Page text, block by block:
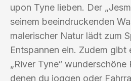
upon Tyne lieben. Der
seinem beeindruckenden
malerischer Natur lädt zum
Entspannen ein. Zudem gibt
„River Tyne“ wunderschöne
denen du joggen oder